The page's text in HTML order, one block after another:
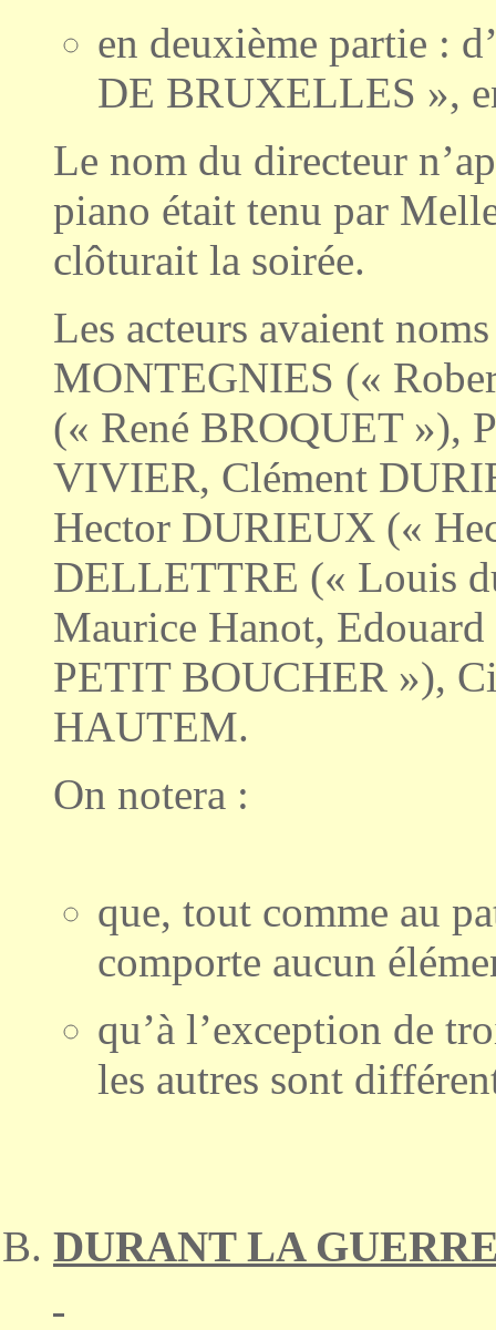
en deuxième partie :
DE BRUXELLES »,
Le nom du directeur
piano était tenu par
clôturait la soirée.
Les acteurs avaient
MONTEGNIES («
(« René BROQUET »),
VIVIER, Clément
Hector DURIEUX («
DELLETTRE (« Louis
Maurice Hanot,
PETIT BOUCHER »),
HAUTEM.
On notera :
que, tout comme au
comporte aucun
qu’à l’exception de
les autres sont
DURANT LA